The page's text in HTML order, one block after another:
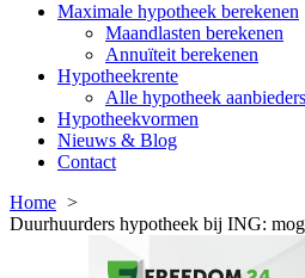
Maximale hypotheek berekenen
Maandlasten berekenen
Annuïteit berekenen
Hypotheekrente
Alle hypotheek aanbieders
Hypotheekvormen
Nieuws & Blog
Contact
Home
Duurhuurders hypotheek bij ING: